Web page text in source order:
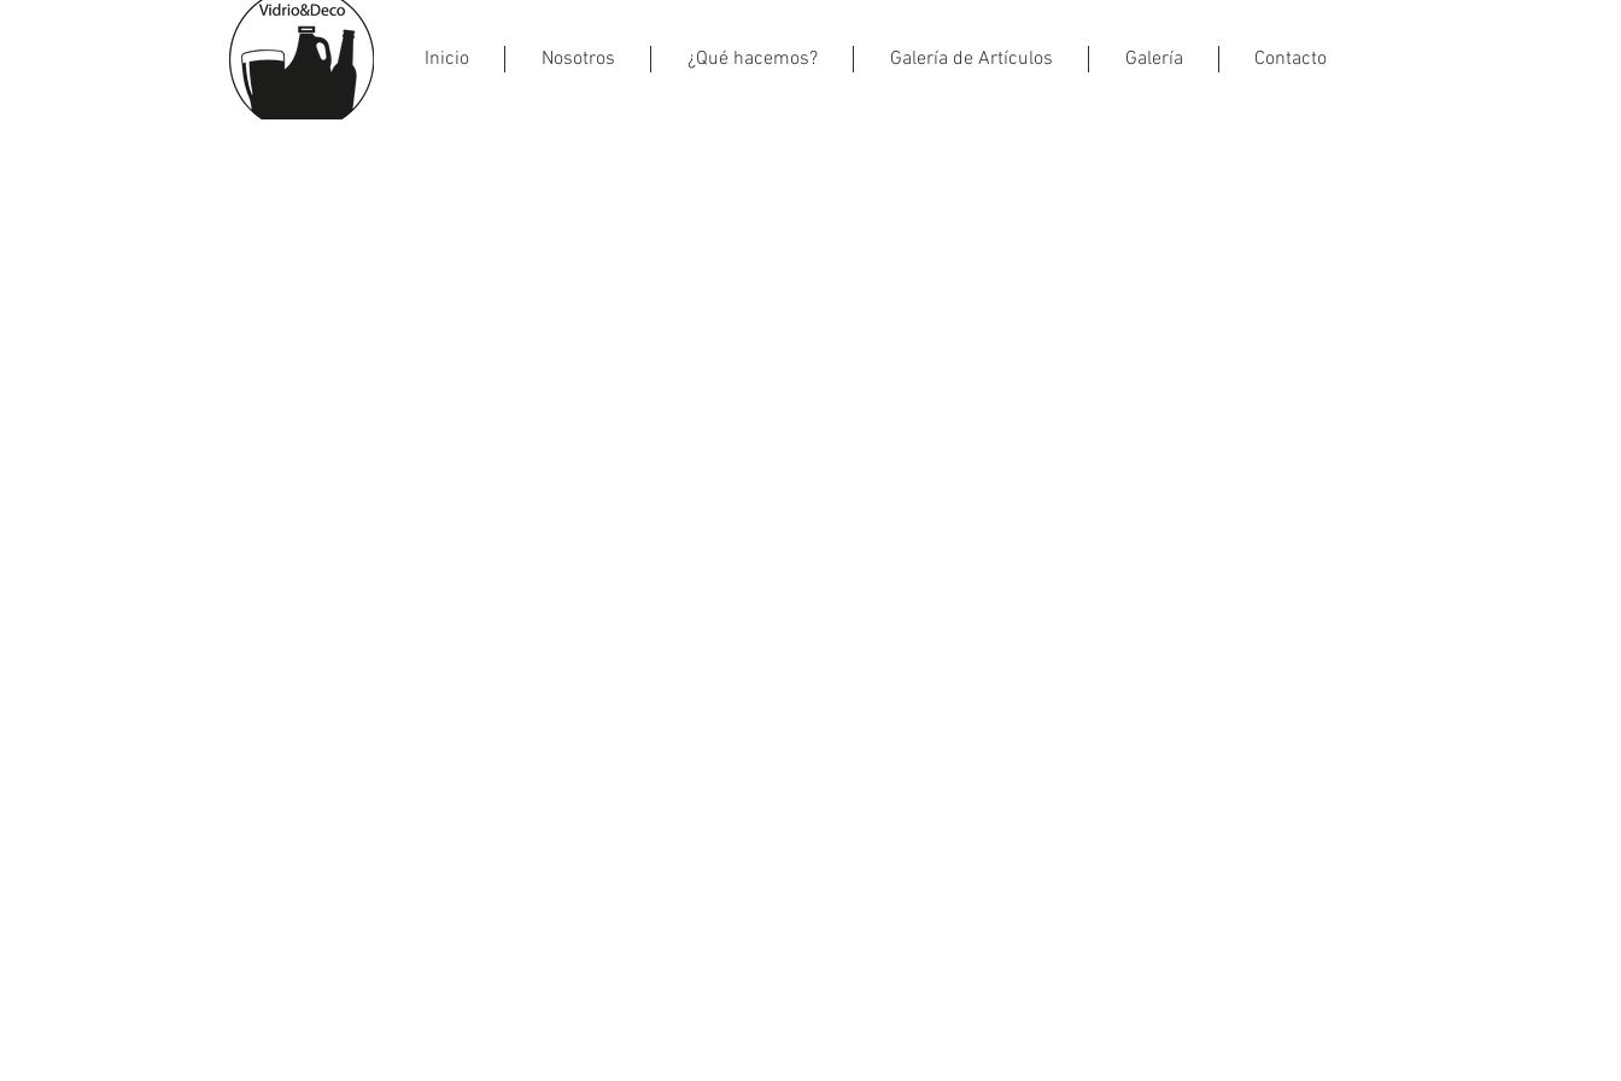
Inicio Nosotros ¿Qué hacemos? Galería de Artículos Galería Contacto